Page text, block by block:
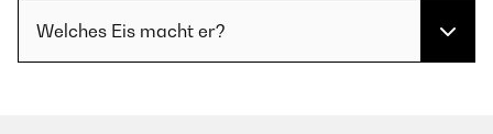
Welches Eis macht er?